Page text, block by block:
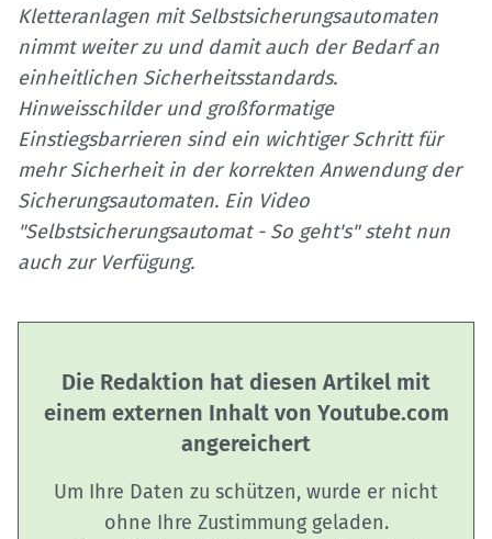
Kletteranlagen mit Selbstsicherungsautomaten
nimmt weiter zu und damit auch der Bedarf an
einheitlichen Sicherheitsstandards.
Hinweisschilder und großformatige
Einstiegsbarrieren sind ein wichtiger Schritt für
mehr Sicherheit in der korrekten Anwendung der
Sicherungsautomaten. Ein Video
"Selbstsicherungsautomat - So geht's" steht nun
auch zur Verfügung.
Die Redaktion hat diesen Artikel mit
einem externen Inhalt von Youtube.com
angereichert
Um Ihre Daten zu schützen, wurde er nicht
ohne Ihre Zustimmung geladen.